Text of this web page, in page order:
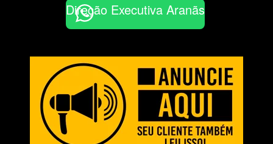
Direção Executiva Aranãs